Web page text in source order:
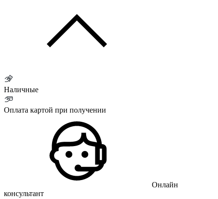
Наличные
Оплата картой при получении
Онлайн
консультант